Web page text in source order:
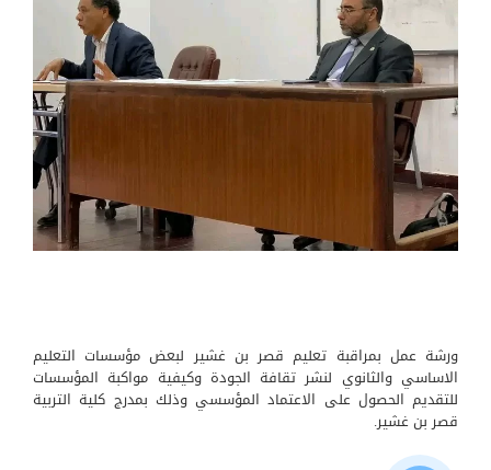
ورشة عمل بمراقبة تعليم قصر بن غشير لبعض مؤسسات التعليم
الاساسي والثانوي لنشر تقافة الجودة وكيفية مواكبة المؤسسات
للتقديم الحصول على الاعتماد المؤسسي وذلك بمدرج كلية التربية
قصر بن غشير.